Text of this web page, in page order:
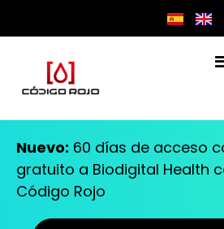
Nuevo: 60 días de acceso
gratuito a Biodigital Health
Código Rojo